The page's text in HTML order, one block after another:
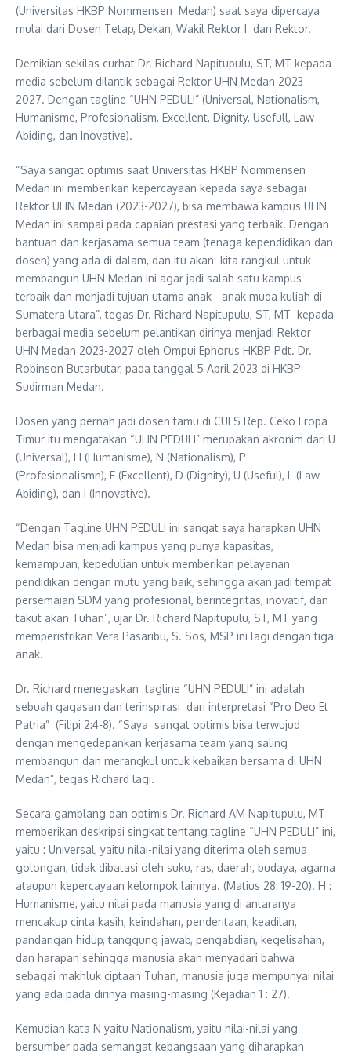
(Universitas HKBP Nommensen Medan) saat saya dipercaya
mulai dari Dosen Tetap, Dekan, Wakil Rektor I dan Rektor.
Demikian sekilas curhat Dr. Richard Napitupulu, ST, MT kepada
media sebelum dilantik sebagai Rektor UHN Medan 2023-
2027. Dengan tagline “UHN PEDULI” (Universal, Nationalism,
Humanisme, Profesionalism, Excellent, Dignity, Usefull, Law
Abiding, dan Inovative).
“Saya sangat optimis saat Universitas HKBP Nommensen
Medan ini memberikan kepercayaan kepada saya sebagai
Rektor UHN Medan (2023-2027), bisa membawa kampus UHN
Medan ini sampai pada capaian prestasi yang terbaik. Dengan
bantuan dan kerjasama semua team (tenaga kependidikan dan
dosen) yang ada di dalam, dan itu akan kita rangkul untuk
membangun UHN Medan ini agar jadi salah satu kampus
terbaik dan menjadi tujuan utama anak –anak muda kuliah di
Sumatera Utara”, tegas Dr. Richard Napitupulu, ST, MT kepada
berbagai media sebelum pelantikan dirinya menjadi Rektor
UHN Medan 2023-2027 oleh Ompui Ephorus HKBP Pdt. Dr.
Robinson Butarbutar, pada tanggal 5 April 2023 di HKBP
Sudirman Medan.
Dosen yang pernah jadi dosen tamu di CULS Rep. Ceko Eropa
Timur itu mengatakan “UHN PEDULI” merupakan akronim dari U
(Universal), H (Humanisme), N (Nationalism), P
(Profesionalismn), E (Excellent), D (Dignity), U (Useful), L (Law
Abiding), dan I (Innovative).
“Dengan Tagline UHN PEDULI ini sangat saya harapkan UHN
Medan bisa menjadi kampus yang punya kapasitas,
kemampuan, kepedulian untuk memberikan pelayanan
pendidikan dengan mutu yang baik, sehingga akan jadi tempat
persemaian SDM yang profesional, berintegritas, inovatif, dan
takut akan Tuhan”, ujar Dr. Richard Napitupulu, ST, MT yang
memperistrikan Vera Pasaribu, S. Sos, MSP ini lagi dengan tiga
anak.
Dr. Richard menegaskan tagline “UHN PEDULI” ini adalah
sebuah gagasan dan terinspirasi dari interpretasi “Pro Deo Et
Patria” (Filipi 2:4-8). “Saya sangat optimis bisa terwujud
dengan mengedepankan kerjasama team yang saling
membangun dan merangkul untuk kebaikan bersama di UHN
Medan”, tegas Richard lagi.
Secara gamblang dan optimis Dr. Richard AM Napitupulu, MT
memberikan deskripsi singkat tentang tagline “UHN PEDULI” ini,
yaitu : Universal, yaitu nilai-nilai yang diterima oleh semua
golongan, tidak dibatasi oleh suku, ras, daerah, budaya, agama
ataupun kepercayaan kelompok lainnya. (Matius 28: 19-20). H :
Humanisme, yaitu nilai pada manusia yang di antaranya
mencakup cinta kasih, keindahan, penderitaan, keadilan,
pandangan hidup, tanggung jawab, pengabdian, kegelisahan,
dan harapan sehingga manusia akan menyadari bahwa
sebagai makhluk ciptaan Tuhan, manusia juga mempunyai nilai
yang ada pada dirinya masing-masing (Kejadian 1 : 27).
Kemudian kata N yaitu Nationalism, yaitu nilai-nilai yang
bersumber pada semangat kebangsaan yang diharapkan